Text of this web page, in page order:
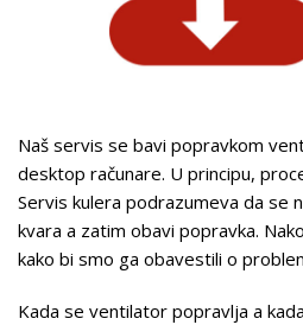
Naš servis se bavi popravkom
desktop računare. U principu,
Servis kulera podrazumeva da se
kvara a zatim obavi popravka.
kako bi smo ga obavestili o
Kada se ventilator popravlja a